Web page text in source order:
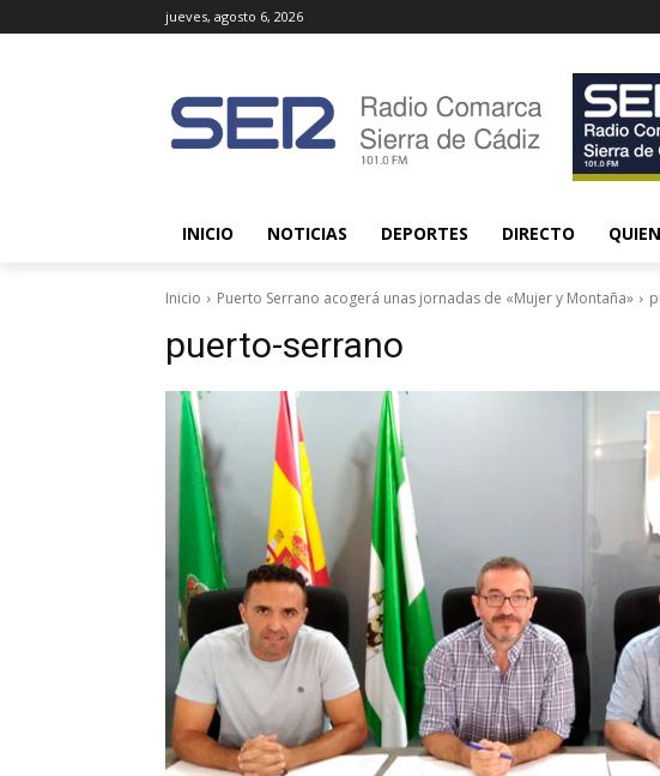
jueves, agosto 6, 2026
INICIO NOTICIAS DEPORTES DIRECTO
Inicio Puerto Serrano acogerá unas jornadas de «Mujer y Montaña»
puerto-serrano